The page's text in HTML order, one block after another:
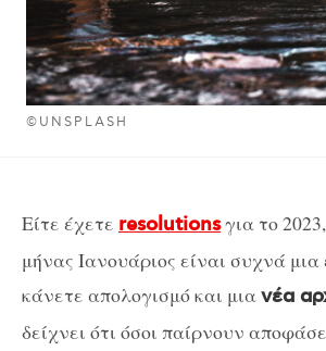
©UNSPLASH
Είτε έχετε resolutionsγια το
μήνας Ιανουάριος είναι συχνά
κάνετε απολογισμό και μιανέα
δείχνει ότι όσοι παίρνουν